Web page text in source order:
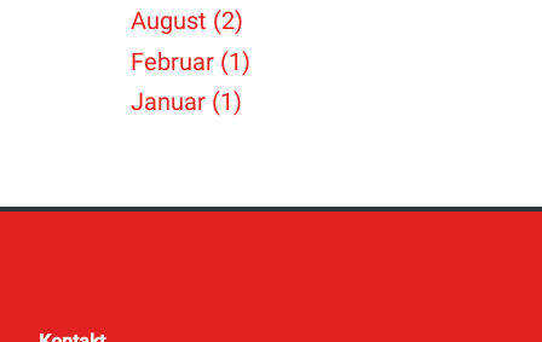
August (2)
Februar (1)
Januar (1)